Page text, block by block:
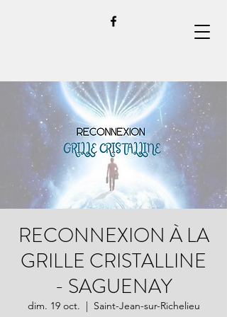
RECONNEXION À LA
GRILLE CRISTALLINE
- SAGUENAY
dim. 19 oct.
  |
Saint-Jean-sur-Richelieu